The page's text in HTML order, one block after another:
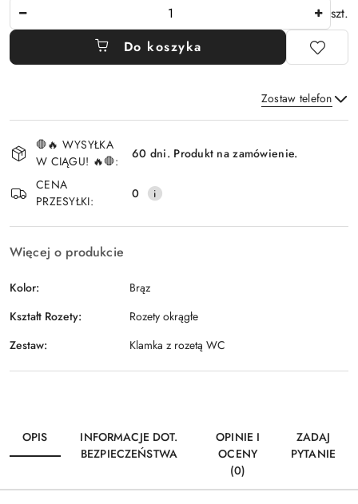
szt.
Do koszyka
Zostaw telefon
i
dostawa
🛑🔥 WYSYŁKA
W CIĄGU! 🔥🛑:
60 dni. Produkt na zamówienie.
CENA
PRZESYŁKI:
0
Więcej o produkcie
Kolor:
Brąz
Kształt Rozety:
Rozety okrągłe
Zestaw:
Klamka z rozetą WC
OPIS
INFORMACJE DOT.
BEZPIECZEŃSTWA
OPINIE I
OCENY
(0)
ZADAJ
PYTANIE